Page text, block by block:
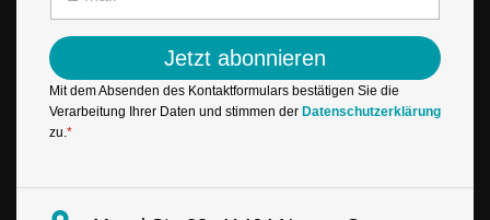
M
a
i
l
*
Jetzt abonnieren
Mit dem Absenden des Kontaktformulars bestätigen Sie die
Verarbeitung Ihrer Daten und stimmen der Datenschutzerklärung
zu.*